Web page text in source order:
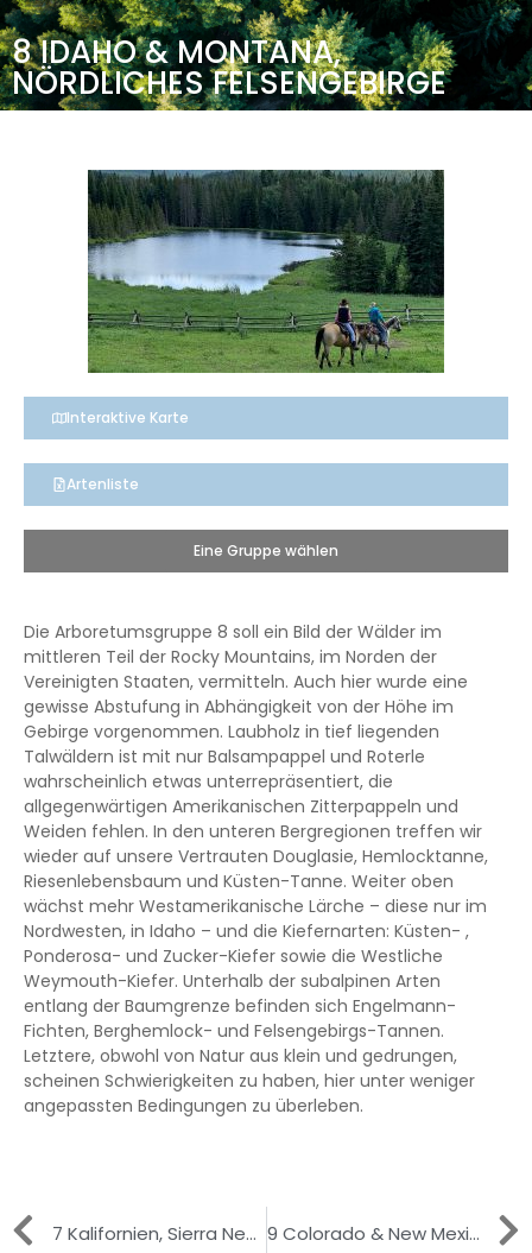
8 IDAHO & MONTANA,
NÖRDLICHES FELSENGEBIRGE
Interaktive Karte
Artenliste
Eine Gruppe wählen
Die Arboretumsgruppe 8 soll ein Bild der Wälder im
mittleren Teil der Rocky Mountains, im Norden der
Vereinigten Staaten, vermitteln. Auch hier wurde eine
gewisse Abstufung in Abhängigkeit von der Höhe im
Gebirge vorgenommen. Laubholz in tief liegenden
Talwäldern ist mit nur Balsampappel und Roterle
wahrscheinlich etwas unterrepräsentiert, die
allgegenwärtigen Amerikanischen Zitterpappeln und
Weiden fehlen. In den unteren Bergregionen treffen wir
wieder auf unsere Vertrauten Douglasie, Hemlocktanne,
Riesenlebensbaum und Küsten-Tanne. Weiter oben
wächst mehr Westamerikanische Lärche – diese nur im
Nordwesten, in Idaho – und die Kiefernarten: Küsten- ,
Ponderosa- und Zucker-Kiefer sowie die Westliche
Weymouth-Kiefer. Unterhalb der subalpinen Arten
entlang der Baumgrenze befinden sich Engelmann-
Fichten, Berghemlock- und Felsengebirgs-Tannen.
Letztere, obwohl von Natur aus klein und gedrungen,
scheinen Schwierigkeiten zu haben, hier unter weniger
angepassten Bedingungen zu überleben.
7 Kalifornien, Sierra Nevada 9 Colorado & New Mexico, Südliches Felsengebirge